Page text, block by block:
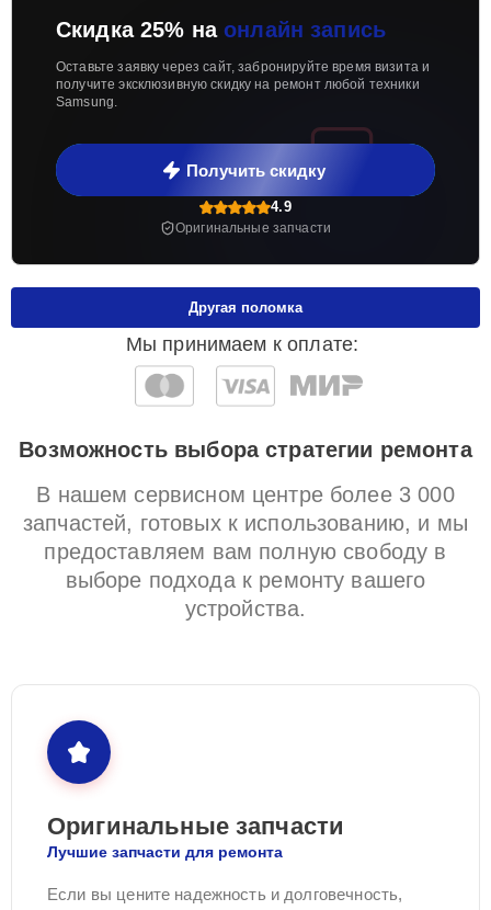
Скидка 25% наонлайн запись
Оставьте заявку через сайт, забронируйте время визита и
получите эксклюзивную скидку на ремонт любой техники
Samsung.
Получить скидку
4.9
Оригинальные запчасти
Мы принимаем к оплате:
Другая поломка
Возможность выбора стратегии ремонта
В нашем сервисном центре более 3 000
запчастей, готовых к использованию, и мы
предоставляем вам полную свободу в
выборе подхода к ремонту вашего
устройства.
Оригинальные запчасти
Лучшие запчасти для ремонта
Если вы цените надежность и долговечность,